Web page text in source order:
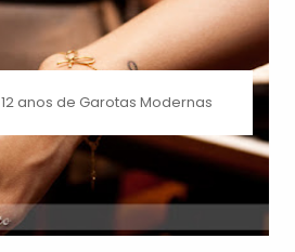
12 anos de Garotas Modernas